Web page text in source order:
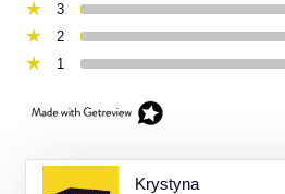
3
2
1
Krystyna